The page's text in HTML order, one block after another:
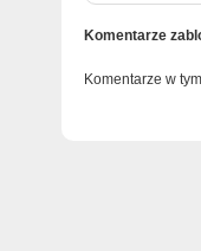
Komentarze
Komentarze w